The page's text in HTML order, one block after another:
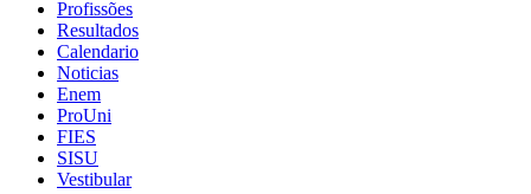
Profissões
Resultados
Calendario
Noticias
Enem
ProUni
FIES
SISU
Vestibular